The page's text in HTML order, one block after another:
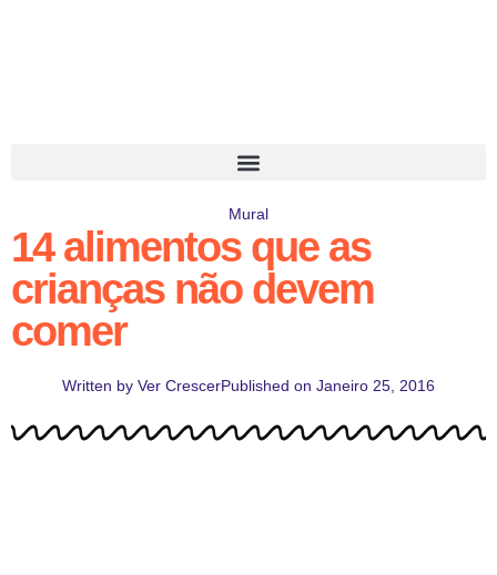
Mural
14 alimentos que as
crianças não devem
comer
Written by Ver CrescerPublished on Janeiro 25, 2016